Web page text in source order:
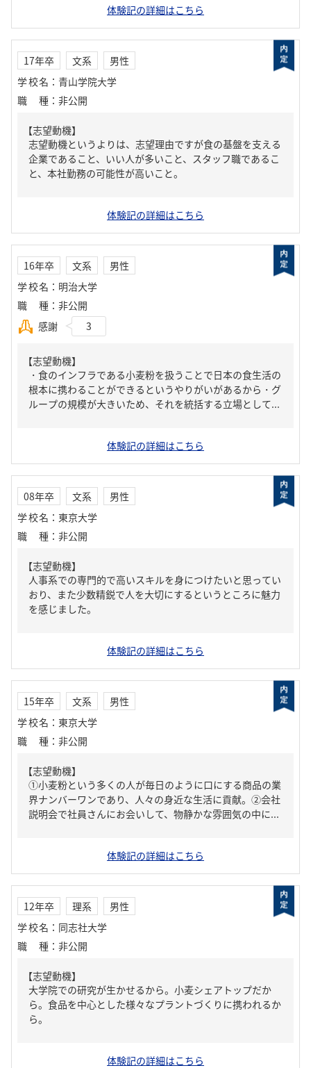
体験記の詳細はこちら
17年卒 文系
男性
学校名 ： 青山学院大学
職種 ： 非公開
【志望動機】
志望動機というよりは、志望理由ですが食の基盤を支える
企業であること、いい人が多いこと、スタッフ職であるこ
と、本社勤務の可能性が高いこと。
体験記の詳細はこちら
16年卒 文系
男性
学校名 ： 明治大学
職種 ： 非公開
感謝
3
【志望動機】
・食のインフラである小麦粉を扱うことで日本の食生活の
根本に携わることができるというやりがいがあるから・グ
ループの規模が大きいため、それを統括する立場として...
体験記の詳細はこちら
08年卒 文系
男性
学校名 ： 東京大学
職種 ： 非公開
【志望動機】
人事系での専門的で高いスキルを身につけたいと思ってい
おり、また少数精鋭で人を大切にするというところに魅力
を感じました。
体験記の詳細はこちら
15年卒 文系
男性
学校名 ： 東京大学
職種 ： 非公開
【志望動機】
①小麦粉という多くの人が毎日のように口にする商品の業
界ナンバーワンであり、人々の身近な生活に貢献。②会社
説明会で社員さんにお会いして、物静かな雰囲気の中に...
体験記の詳細はこちら
12年卒 理系
男性
学校名 ： 同志社大学
職種 ： 非公開
【志望動機】
大学院での研究が生かせるから。小麦シェアトップだか
ら。食品を中心とした様々なプラントづくりに携われるか
ら。
体験記の詳細はこちら